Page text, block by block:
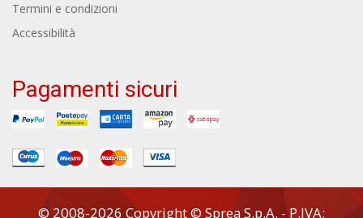
Termini e condizioni
Accessibilità
Pagamenti sicuri
© 2008-2026 Copyright © Sprea S.p.A. - P.IVA: